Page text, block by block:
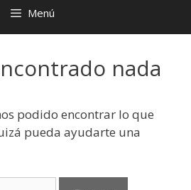
Menú
nada
podido encontrar lo que
pueda ayudarte una